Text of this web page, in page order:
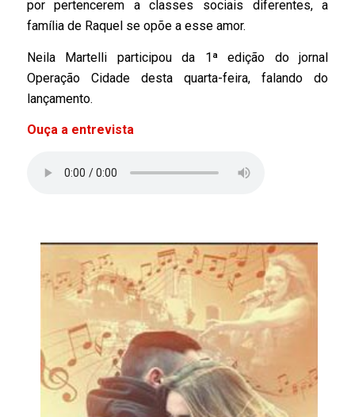
por pertencerem a classes sociais diferentes, a
família de Raquel se opõe a esse amor.
Neila Martelli participou da 1ª edição do jornal
Operação Cidade desta quarta-feira, falando do
lançamento.
Ouça a entrevista